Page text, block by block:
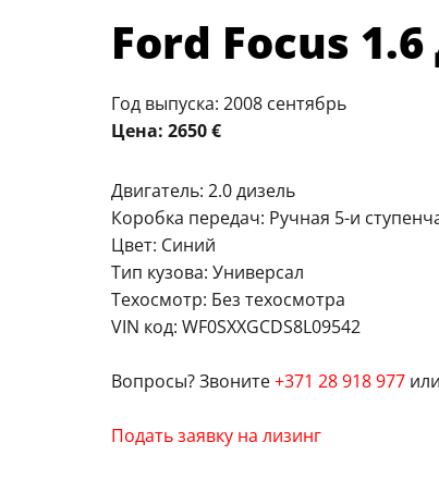
Ford Focus
Год выпуска: 2008 сентябрь
Цена: 2650 €
Двигатель: 2.0 дизель
Коробка передач: Ручная 5-и
Цвет: Синий
Тип кузова: Универсал
Техосмотр: Без техосмотра
VIN код: WF0SXXGCDS8L09542
Вопросы? Звоните+371 28 918 977
Подать заявку на лизинг